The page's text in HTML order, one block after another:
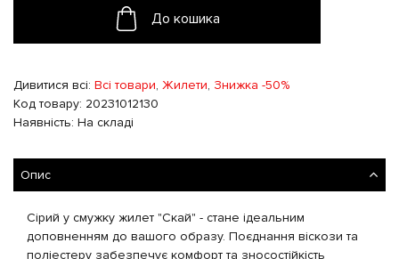
До кошика
Дивитися всі: Всі товари, Жилети, Знижка -50%
Код товару: 20231012130
Наявність: На складі
Опис
Сірий у смужку жилет "Скай" - стане ідеальним
доповненням до вашого образу. Поєднання віскози та
поліестеру забезпечує комфорт та зносостійкість